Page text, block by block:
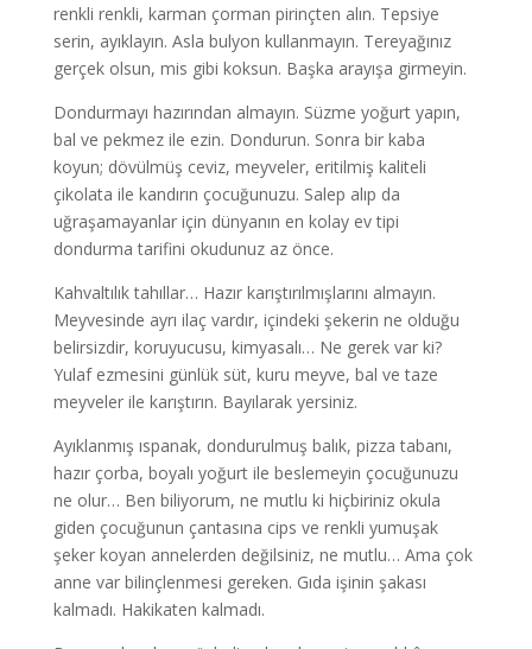
renkli renkli, karman çorman pirinçten alın. Tepsiye
serin, ayıklayın. Asla bulyon kullanmayın. Tereyağınız
gerçek olsun, mis gibi koksun. Başka arayışa girmeyin.
Dondurmayı hazırından almayın. Süzme yoğurt yapın,
bal ve pekmez ile ezin. Dondurun. Sonra bir kaba
koyun; dövülmüş ceviz, meyveler, eritilmiş kaliteli
çikolata ile kandırın çocuğunuzu. Salep alıp da
uğraşamayanlar için dünyanın en kolay ev tipi
dondurma tarifini okudunuz az önce.
Kahvaltılık tahıllar… Hazır karıştırılmışlarını almayın.
Meyvesinde ayrı ilaç vardır, içindeki şekerin ne olduğu
belirsizdir, koruyucusu, kimyasalı… Ne gerek var ki?
Yulaf ezmesini günlük süt, kuru meyve, bal ve taze
meyveler ile karıştırın. Bayılarak yersiniz.
Ayıklanmış ıspanak, dondurulmuş balık, pizza tabanı,
hazır çorba, boyalı yoğurt ile beslemeyin çocuğunuzu
ne olur… Ben biliyorum, ne mutlu ki hiçbiriniz okula
giden çocuğunun çantasına cips ve renkli yumuşak
şeker koyan annelerden değilsiniz, ne mutlu… Ama çok
anne var bilinçlenmesi gereken. Gıda işinin şakası
kalmadı. Hakikaten kalmadı.